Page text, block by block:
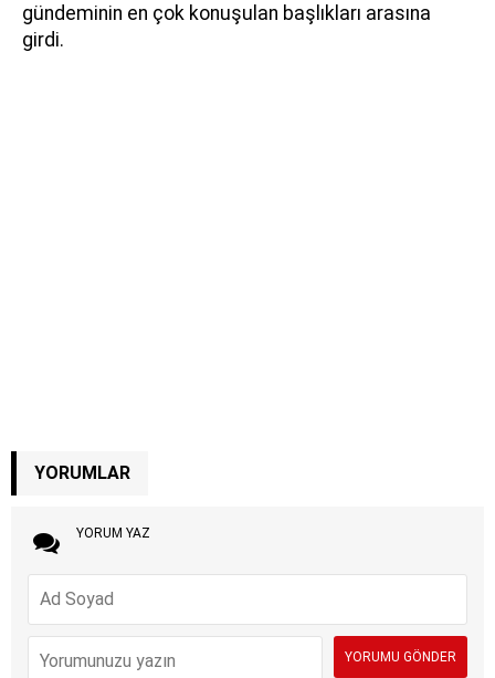
gündeminin en çok konuşulan başlıkları arasına
girdi.
YORUMLAR
YORUM YAZ